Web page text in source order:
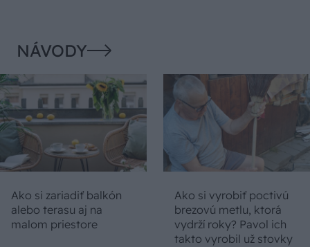
NÁVODY
Ako si zariadiť balkón
alebo terasu aj na
malom priestore
Ako si vyrobiť poctivú
brezovú metlu, ktorá
vydrží roky? Pavol ich
takto vyrobil už stovky